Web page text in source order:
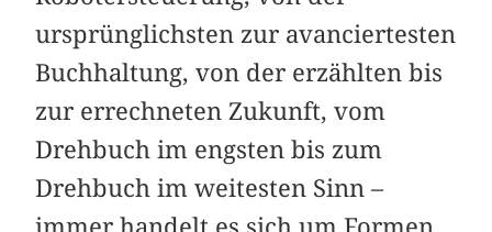
ursprünglichsten zur avanciertesten
Buchhaltung, von der erzählten bis
zur errechneten Zukunft, vom
Drehbuch im engsten bis zum
Drehbuch im weitesten Sinn –